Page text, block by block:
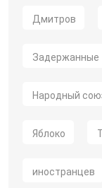
Дмитров
Задержанные
Народный
Яблоко
иностранцев